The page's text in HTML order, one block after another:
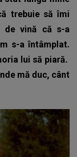
trebuie să îmi
de vină că s-a
s-a întâmplat.
lui să piară.
mă duc, cânt